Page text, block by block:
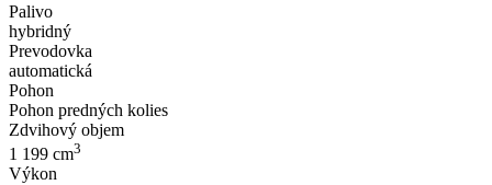
Palivo
hybridný
Prevodovka
automatická
Pohon
Pohon predných kolies
Zdvihový objem
1 199 cm3
Výkon